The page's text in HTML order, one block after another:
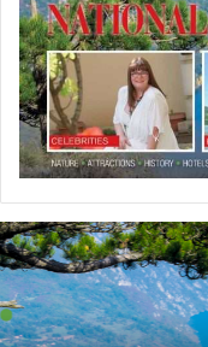
U
P
R
O
D